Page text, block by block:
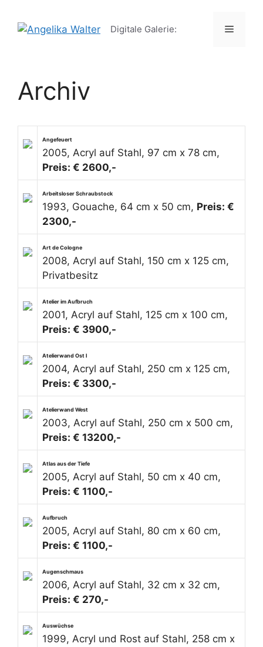
Inhalt
springen
Digitale Galerie: Menü
Archiv
Angefeuert
2005, Acryl auf Stahl, 97 cm x 78 cm,
Preis: € 2600,-
Arbeitsloser Schraubstock
1993, Gouache, 64 cm x 50 cm, Preis: €
2300,-
Art de Cologne
2008, Acryl auf Stahl, 150 cm x 125 cm,
Privatbesitz
Atelier im Aufbruch
2001, Acryl auf Stahl, 125 cm x 100 cm,
Preis: € 3900,-
Atelierwand Ost I
2004, Acryl auf Stahl, 250 cm x 125 cm,
Preis: € 3300,-
Atelierwand West
2003, Acryl auf Stahl, 250 cm x 500 cm,
Preis: € 13200,-
Atlas aus der Tiefe
2005, Acryl auf Stahl, 50 cm x 40 cm,
Preis: € 1100,-
Aufbruch
2005, Acryl auf Stahl, 80 cm x 60 cm,
Preis: € 1100,-
Augenschmaus
2006, Acryl auf Stahl, 32 cm x 32 cm,
Preis: € 270,-
Auswüchse
1999, Acryl und Rost auf Stahl, 258 cm x